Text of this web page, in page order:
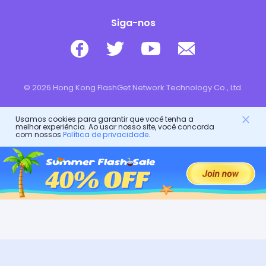
Siga-nos
© 2026 Hong Kong FlashGet Network Technology Co., Ltd.
Usamos cookies para garantir que você tenha a
melhor experiência. Ao usar nosso site, você concorda
com nossos Política de privacidade.